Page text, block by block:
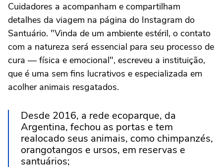
Cuidadores a acompanham e compartilham
detalhes da viagem na página do Instagram do
Santuário. "Vinda de um ambiente estéril, o contato
com a natureza será essencial para seu processo de
cura — física e emocional", escreveu a instituição,
que é uma sem fins lucrativos e especializada em
acolher animais resgatados.
Desde 2016, a rede ecoparque, da
Argentina, fechou as portas e tem
realocado seus animais, como chimpanzés,
orangotangos e ursos, em reservas e
santuários;